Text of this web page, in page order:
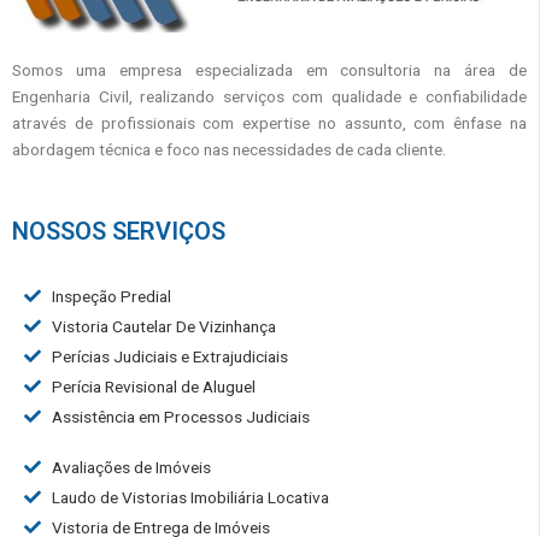
Somos uma empresa especializada em consultoria na área de
Engenharia Civil, realizando serviços com qualidade e confiabilidade
através de profissionais com expertise no assunto, com ênfase na
abordagem técnica e foco nas necessidades de cada cliente.
NOSSOS SERVIÇOS
Inspeção Predial
Vistoria Cautelar De Vizinhança
Perícias Judiciais e Extrajudiciais
Perícia Revisional de Aluguel
Assistência em Processos Judiciais
Avaliações de Imóveis
Laudo de Vistorias Imobiliária Locativa
Vistoria de Entrega de Imóveis